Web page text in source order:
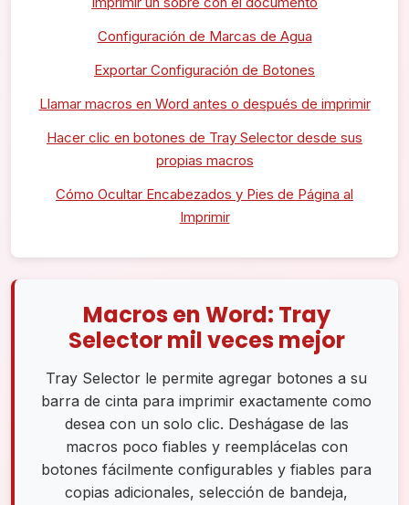
Configuración de Marcas de Agua
Exportar Configuración de Botones
Llamar macros en Word antes o después de imprimir
Hacer clic en botones de Tray Selector desde sus
propias macros
Cómo Ocultar Encabezados y Pies de Página al
Imprimir
Macros en Word: Tray
Selector mil veces mejor
Tray Selector le permite agregar botones a su
barra de cinta para imprimir exactamente como
desea con un solo clic. Deshágase de las
macros poco fiables y reemplácelas con
botones fácilmente configurables y fiables para
copias adicionales, selección de bandeja,